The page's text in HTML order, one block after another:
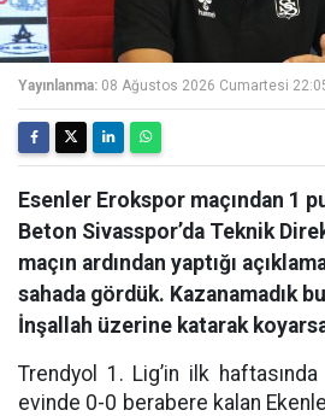
Yayınlanma: 08 Ağustos 2026 Cumartesi
Esenler Erokspor maçından 1
Beton Sivasspor’da Teknik
maçın ardından yaptığı
sahada gördük. Kazanamadık
İnşallah üzerine katarak
Trendyol 1. Lig’in ilk
evinde 0-0 berabere kalan